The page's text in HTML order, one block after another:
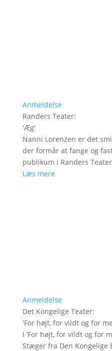
Anmeldelse
Randers Teater:
'Æg'
Nanni Lorenzen er det
der formår at fange og
publikum i Randers
Læs mere
Anmeldelse
Det Kongelige Teater:
'For højt, for vildt og for
I ’For højt, for vildt og for
Stæger fra Den Kongelige